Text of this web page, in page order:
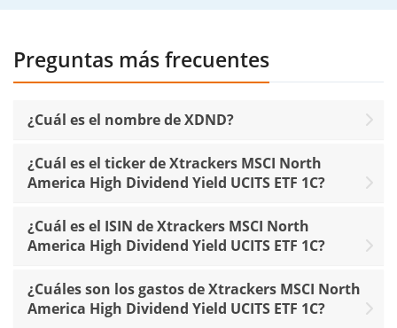
Preguntas más frecuentes
¿Cuál es el nombre de XDND?
¿Cuál es el ticker de Xtrackers MSCI North
America High Dividend Yield UCITS ETF 1C?
¿Cuál es el ISIN de Xtrackers MSCI North
America High Dividend Yield UCITS ETF 1C?
¿Cuáles son los gastos de Xtrackers MSCI North
America High Dividend Yield UCITS ETF 1C?